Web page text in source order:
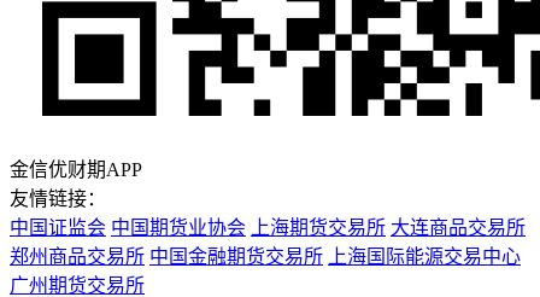
金信优财期APP
友情链接：
中国证监会 中国期货业协会 上海期货交易所 大连商品交易所
郑州商品交易所 中国金融期货交易所
上海国际能源交易中心
广州期货交易所